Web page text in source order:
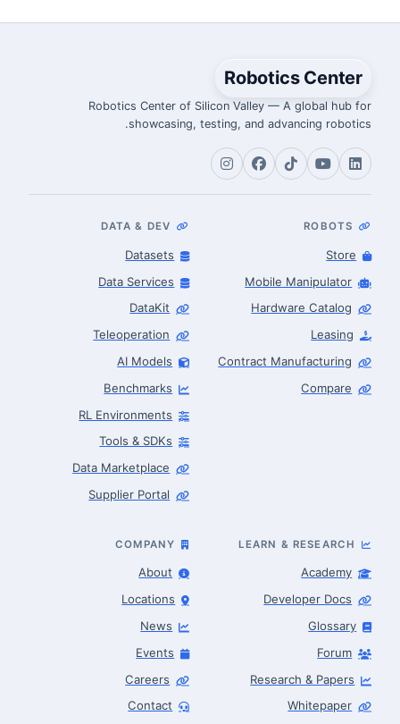
Robotics Center
Robotics Center of Silicon Valley — A global hub for
showcasing, testing, and advancing robotics.
ROBOTS
Store
Mobile Manipulator
Hardware Catalog
Leasing
Contract Manufacturing
Compare
DATA & DEV
Datasets
Data Services
DataKit
Teleoperation
AI Models
Benchmarks
RL Environments
Tools & SDKs
Data Marketplace
Supplier Portal
LEARN & RESEARCH
Academy
Developer Docs
Glossary
Forum
Research & Papers
Whitepaper
COMPANY
About
Locations
News
Events
Careers
Contact